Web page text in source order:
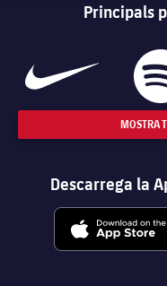
Principals
MOSTRA
Descarrega la